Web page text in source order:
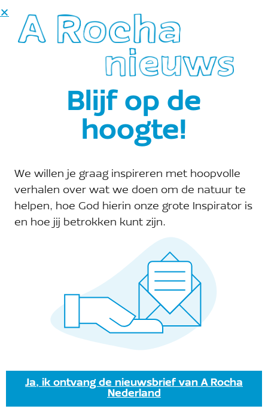
Bekijk de site van Organisator
E-mail:
zwolle@arocha.org
Blijf op de
hoogte!
We willen je graag inspireren met hoopvolle
verhalen over wat we doen om de natuur te
helpen, hoe God hierin onze grote Inspirator is
en hoe jij betrokken kunt zijn.
Ja, ik ontvang de nieuwsbrief van A Rocha
Nederland